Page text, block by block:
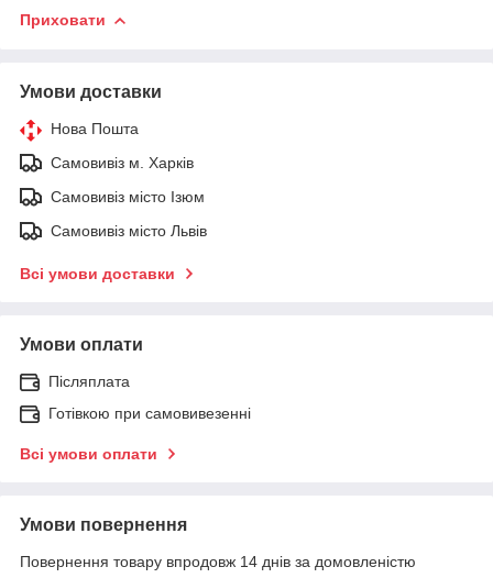
Приховати
Умови доставки
Нова Пошта
Самовивіз м. Харків
Самовивіз місто Ізюм
Самовивіз місто Львів
Всі умови доставки
Умови оплати
Післяплата
Готівкою при самовивезенні
Всі умови оплати
Умови повернення
Повернення товару впродовж 14 днів за домовленістю